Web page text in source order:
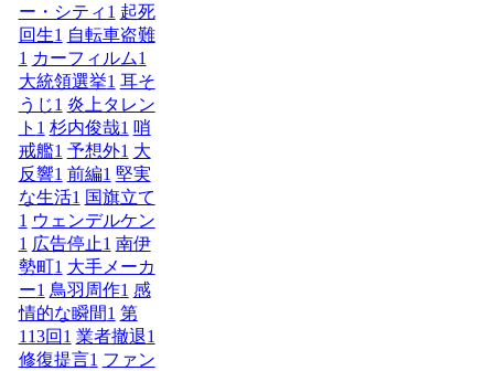
ー・シティ 1 起死
回生1 自転車盗難
1 カーフィルム1
大統領選挙1 耳そ
うじ1 炎上タレン
ト 1 杉内俊哉1 哨
戒艦1 予想外1 大
反響1 前編1 堅実
な生活1 国旗立て
1 ウェンデルケン
1 広告停止1 南伊
勢町1 大手メーカ
ー1 鳥羽周作1 感
情的な瞬間1 第
113回 1 業者撤退1
修復提言1 ファン